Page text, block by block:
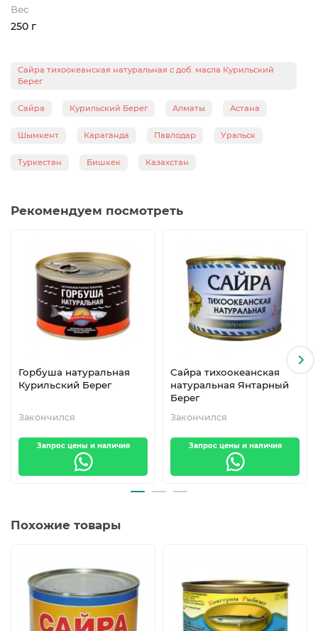
Вес
250 г
Сайра тихоокеанская натуральная с доб. масла Курильский
Берег
Сайра Курильский Берег Алматы Астана
Шымкент Караганда Павлодар Уральск
Туркестан Бишкек Казахстан
Рекомендуем посмотреть
Горбуша натуральная
Курильский Берег
Закончился
Запрос цены и наличия
Сайра тихоокеанская
натуральная Янтарный
Берег
Закончился
Запрос цены и наличия
Похожие товары